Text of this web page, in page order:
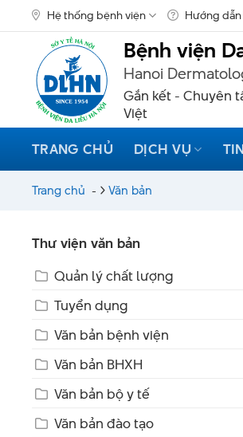
Hệ thống bệnh viện Hướng
Bệnh viện
Hanoi
Gắn kết - Chuyên
Việt
TRANG CHỦ
DỊCH VỤ
Trang chủ - Văn bản
Thư viện văn bản
Quản lý chất lượng
Tuyển dụng
Văn bản bệnh viện
Văn bản BHXH
Văn bản bộ y tế
Văn bản đào tạo